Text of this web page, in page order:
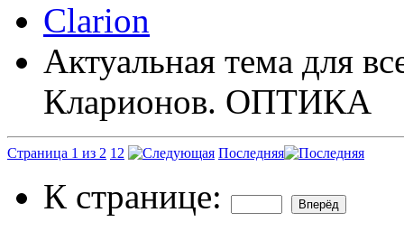
Clarion
Актуальная тема для
Кларионов. ОПТИКА
Страница 1 из 2 1 2 Последняя
К странице: